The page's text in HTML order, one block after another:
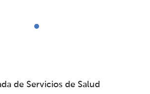
de Servicios de Salud